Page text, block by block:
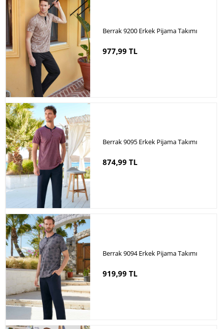
Berrak 9200 Erkek Pijama Takımı
977,99 TL
Berrak 9095 Erkek Pijama Takımı
874,99 TL
Berrak 9094 Erkek Pijama Takımı
919,99 TL